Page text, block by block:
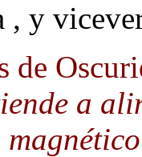
, y
de
a